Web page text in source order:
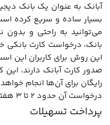
آبانک به عنوان یک بانک
بسیار ساده و سریع کرده
می‌توانید به راحتی و
بانک، درخواست کارت بانکی
این روش برای کاربران این
صدور کارت آبانک دارند،
رایگان برای آن‌ها انجام
درخواست آن حدود 2 تا 3 هفتۀ کاری است.
پرداخت تسهیلات